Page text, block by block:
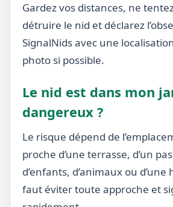
Gardez vos distances, ne
détruire le nid et déclarez
SignalNids avec une
photo si possible.
Le nid est dans mon
dangereux ?
Le risque dépend de
proche d’une terrasse, d’un
d’enfants, d’animaux ou
faut éviter toute approche et